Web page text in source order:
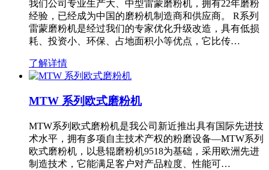
我们公司专业生产大、中型雷蒙磨粉机，拥有22年磨粉
经验，已经成为中国的磨粉机制造商和供应商。 R系列
雷蒙磨粉机是经过我们的专家优化升级改造，具有低损
耗、投资小、环保、占地面积小等优点，它比传…
了解详情
MTW 系列欧式磨粉机
MTW系列欧式磨粉机是我公司新近推出具有国际先进技
术水平，拥有多项自主技术产权的粉磨设备—MTW系列
欧式磨粉机，以悬辊磨粉机9518为基础，采用欧洲先进
制造技术，它能满足客户对产品粒度、性能可…